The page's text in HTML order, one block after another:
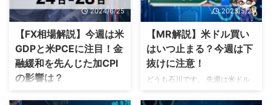
2024/6/25
【FX相場解説】今週は米
GDPと米PCEに注目！金
融緩和を先んじた加CPI
の影響は？
どうもロボラボ石川です。 先週
2023/5/29
【MR解説】米ドル買い
はいつ止まる？今週は下
抜けに注意！
どうも石川です。 先週は米ドル
買いの勢いが強く感じられた1週